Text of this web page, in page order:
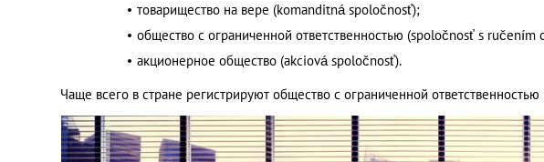
товарищество на вере (komanditná spoločnosť);
общество с ограниченной ответственностью (spoločnosť s ručením
акционерное общество (akciová spoločnosť).
Чаще всего в стране регистрируют общество с ограниченной